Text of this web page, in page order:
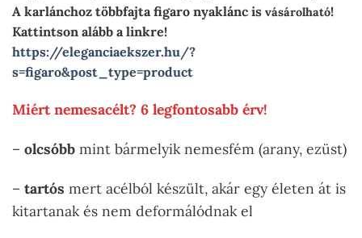
A karlánchoz többfajta figaro nyaklánc is vásárolható!
Kattintson alább a linkre!
https://eleganciaekszer.hu/?
s=figaro&post_type=product
Miért nemesacélt? 6 legfontosabb érv!
– olcsóbb mint bármelyik nemesfém (arany, ezüst)
– tartós mert acélból készült, akár egy életen át is
kitartanak és nem deformálódnak el